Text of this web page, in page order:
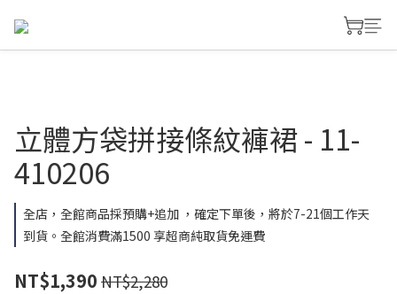
立體方袋拼接條紋褲裙 - 11-
410206
全店，全館商品採預購+追加 ，確定下單後，將於7-21個工作天
到貨。全館消費滿1500 享超商純取貨免運費
NT$1,390 NT$2,280